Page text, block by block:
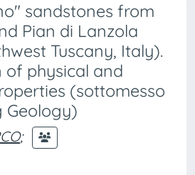
sandstones from
Pian di Lanzola
Tuscany, Italy).
of physical and
(sottomesso
Geology)
;